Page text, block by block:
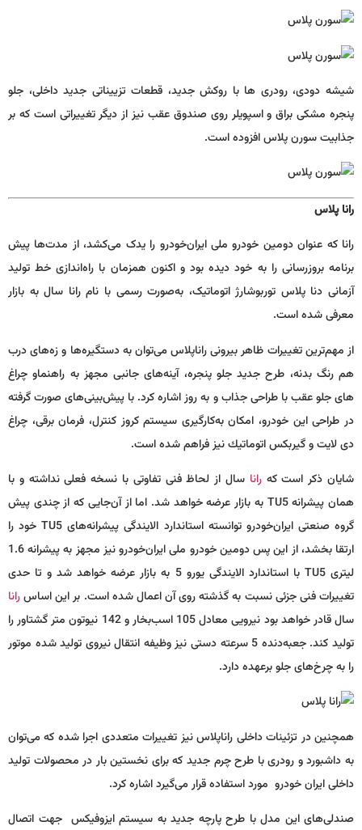
شیشه دودی، رودری ها با روكش جدید، قطعات تزییناتی جدید داخلی، جلو
پنجره مشكی براق و اسپویلر روی صندوق عقب نیز از دیگر تغییراتی است كه بر
جذابیت سورن پلاس افزوده است.
رانا پلاس
رانا که عنوان دومین خودرو ملی ایران‌خودرو را یدک می‌کشد، از مدت‌ها پیش
برنامه بروزرسانی را به خود دیده بود و اکنون همزمان با راه‌اندازی خط تولید
آزمانی دنا پلاس توربوشارژ اتوماتیک، به‌صورت رسمی با نام رانا سال به بازار
معرفی شده است.
از مهم‌ترین تغییرات ظاهر بیرونی راناپلاس می‌توان به دستگیره‌ها و زه‌های درب
هم رنگ بدنه، طرح جدید جلو پنجره، آینه‌های جانبی مجهز به راهنماو چراغ
های جلو عقب با طراحی جذاب و به روز اشاره كرد. با پیش‌بینی‌های صورت گرفته
در طراحی این خودرو‌، امكان به‌كارگیری سیستم كروز كنترل، فرمان برقی، چراغ
دی لایت و گیربكس اتوماتیك نیز فراهم شده است.
شایان ذکر است کهراناسال از لحاظ فنی تفاوتی با نسخه فعلی نداشته و با
همان پیشرانه TU5 به بازار عرضه خواهد شد. اما از آن‌جایی که از چندی پیش
گروه صنعتی ایران‌خودرو توانسته استاندارد الایندگی پیشرانه‌های TU5 خود را
ارتقا بخشد، از این پس دومین خودرو ملی ایران‌خودرو نیز مجهز به پیشرانه 1.6
لیتری TU5 با استاندارد الایندگی یورو 5 به بازار عرضه خواهد شد و تا حدی
تغییرات فنی جزئی نسبت به گذشته روی آن اعمال شده است. بر این اساسرانا
سال قادر خواهد بود نیرویی معادل 105 اسب‌بخار و 142 نیوتون متر گشتاور را
تولید کند. جعبه‌دنده 5 سرعته دستی نیز وظیفه انتقال نیروی تولید شده موتور
را به چرخ‌های جلو برعهده دارد.
همچنین در تزئینات داخلی راناپلاس نیز تغییرات متعددی اجرا شده كه می‌توان
به داشبورد و رودری با طرح چرم جدید كه برای نخستین بار در محصولات تولید
داخلی ایران خودرو مورد استفاده قرار می‌گیرد اشاره کرد.
صندلی‌های این مدل با طرح پارچه جدید به سیستم ایزوفیکس جهت اتصال